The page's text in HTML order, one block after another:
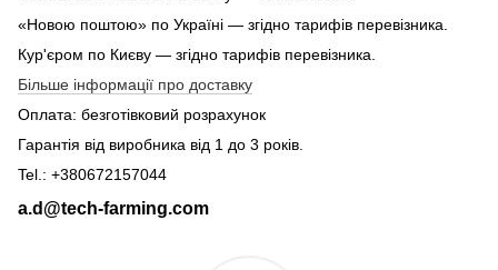
«Новою поштою» по Україні — згідно тарифів перевізника.
Кур'єром по Києву — згідно тарифів перевізника.
Більше інформації про доставку
Оплата: безготівковий розрахунок
Гарантія від виробника від 1 до 3 років.
Tel.: +380672157044
a.d@tech-farming.com